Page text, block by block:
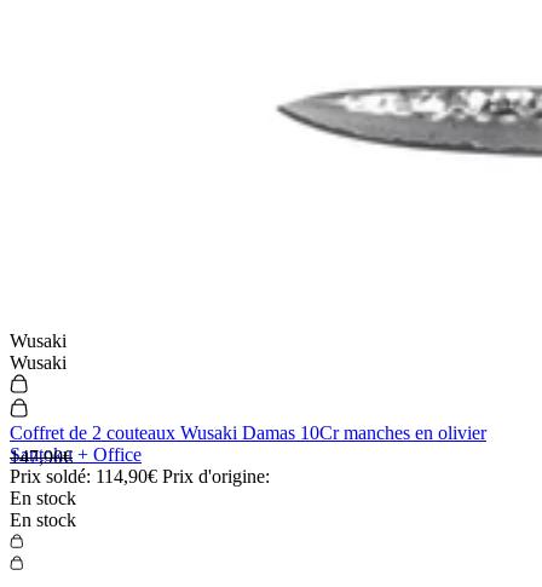
Wusaki
Wusaki
Coffret de 2 couteaux Wusaki Damas 10Cr manches en olivier
Santoku + Office
Prix soldé: 114,90€ Prix d'origine:
147,90€
En stock
En stock